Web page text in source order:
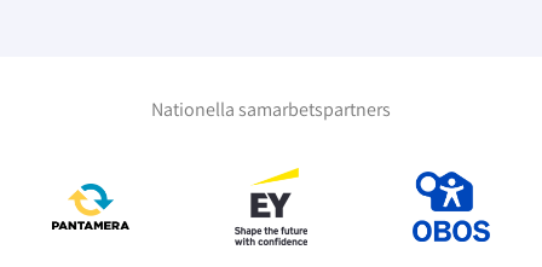
Nationella samarbetspartners